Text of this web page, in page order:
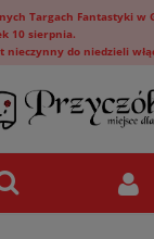
Targach Fantastyki w
10 sierpnia.
nieczynny do niedzieli